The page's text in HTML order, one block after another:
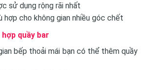
sử dụng rộng rãi nhất
hợp cho không gian nhiều góc chết
quầy bar
bếp thoải mái bạn có thể thêm quầy